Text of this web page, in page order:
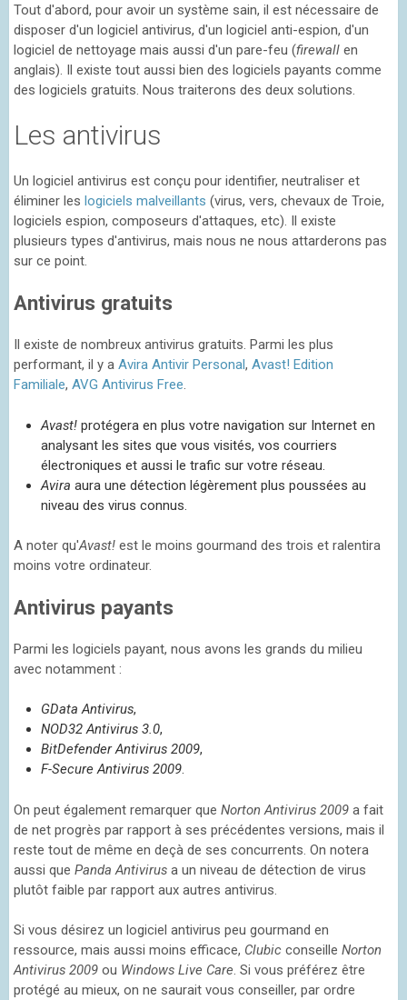
Tout d'abord, pour avoir un système sain, il est nécessaire de
disposer d'un logiciel antivirus, d'un logiciel anti-espion, d'un
logiciel de nettoyage mais aussi d'un pare-feu (firewall en
anglais). Il existe tout aussi bien des logiciels payants comme
des logiciels gratuits. Nous traiterons des deux solutions.
Les antivirus
Un logiciel antivirus est conçu pour identifier, neutraliser et
éliminer les logiciels malveillants (virus, vers, chevaux de Troie,
logiciels espion, composeurs d'attaques, etc). Il existe
plusieurs types d'antivirus, mais nous ne nous attarderons pas
sur ce point.
Antivirus gratuits
Il existe de nombreux antivirus gratuits. Parmi les plus
performant, il y a Avira Antivir Personal, Avast! Edition
Familiale, AVG Antivirus Free.
Avast! protégera en plus votre navigation sur Internet en
analysant les sites que vous visités, vos courriers
électroniques et aussi le trafic sur votre réseau.
Avira aura une détection légèrement plus poussées au
niveau des virus connus.
A noter qu'Avast! est le moins gourmand des trois et ralentira
moins votre ordinateur.
Antivirus payants
Parmi les logiciels payant, nous avons les grands du milieu
avec notamment :
GData Antivirus,
NOD32 Antivirus 3.0,
BitDefender Antivirus 2009,
F-Secure Antivirus 2009.
On peut également remarquer que Norton Antivirus 2009 a fait
de net progrès par rapport à ses précédentes versions, mais il
reste tout de même en deçà de ses concurrents. On notera
aussi que Panda Antivirus a un niveau de détection de virus
plutôt faible par rapport aux autres antivirus.
Si vous désirez un logiciel antivirus peu gourmand en
ressource, mais aussi moins efficace, Clubic conseille Norton
Antivirus 2009 ou Windows Live Care. Si vous préférez être
protégé au mieux, on ne saurait vous conseiller, par ordre